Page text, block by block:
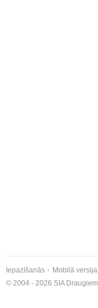
Iepazīšanās Mobilā versija
© 2004 - 2026 SIA Draugiem